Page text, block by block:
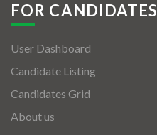
FOR CANDIDATES
User Dashboard
Candidate Listing
Candidates Grid
About us